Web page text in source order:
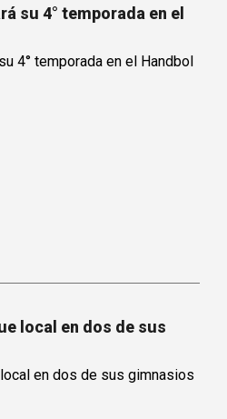
su 4° temporada en el
local en dos de sus